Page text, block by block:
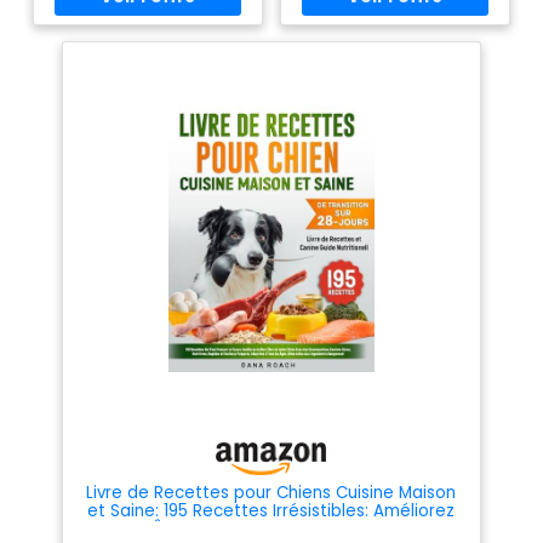
caché | Idée cadeau
original | Avec solutions
Simplifié
Livre de Recettes pour Chiens Cuisine Maison
et Saine: 195 Recettes Irrésistibles: Améliorez
le Bien-Être de Votre Chien Avec des Repas